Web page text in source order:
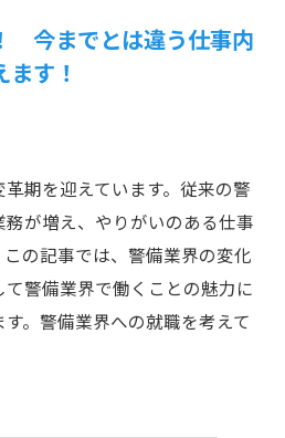
今までとは違う仕事内
す！
期を迎えています。従来の警
が増え、やりがいのある仕事
の記事では、警備業界の変化
警備業界で働くことの魅力に
。警備業界への就職を考えて